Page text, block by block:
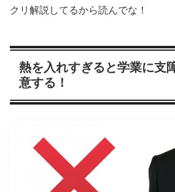
クリ解説してるから読んでな！
熱を入れすぎると学業に支
意する！